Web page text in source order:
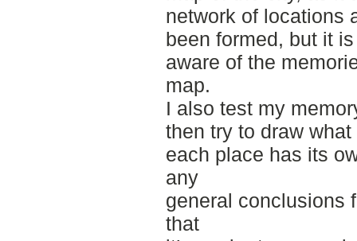
network of locations
been formed, but it
aware of the
map.
I also test my
then try to draw
each place has its
any
general conclusions
that